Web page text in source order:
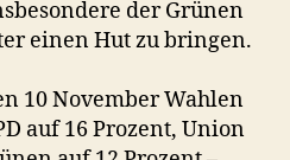
der Grünen
einen Hut zu bringen.
10 November Wahlen
auf 16 Prozent, Union